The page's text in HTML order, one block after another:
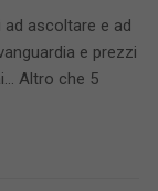
ad ascoltare e ad
e prezzi
Altro che 5